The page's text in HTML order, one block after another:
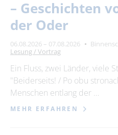
3
4
10
11 12 13
17
18 19 20
24
25 26 27
– Geschichten
der Oder
06.08.2026 – 07.08.2026
Lesung / Vortrag
Ein Fluss, zwei Länder, viele
"Beiderseits! / Po obu
Menschen entlang der …
MEHR ERFAHREN